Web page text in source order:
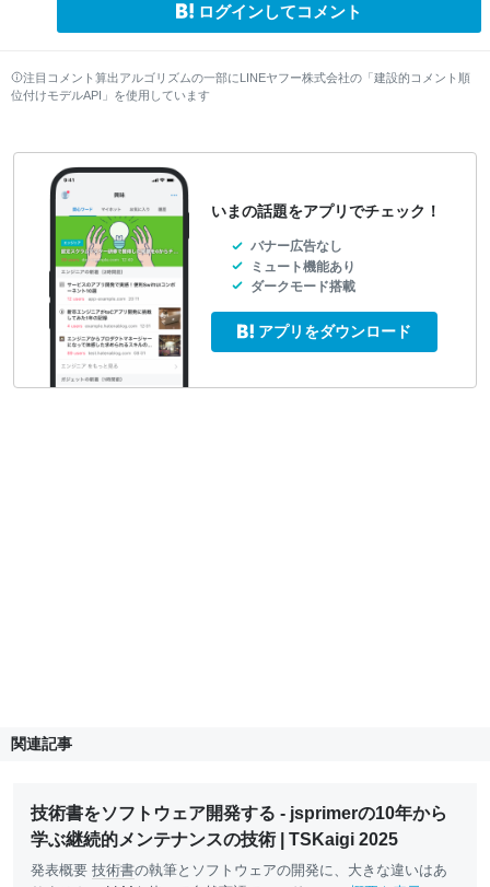
ログインしてコメント
注目コメント算出アルゴリズムの一部にLINEヤフー株式会社の「建設的コメント順
位付けモデルAPI」を使用しています
いまの話題をアプリでチェック！
バナー広告なし
ミュート機能あり
ダークモード搭載
アプリをダウンロード
関連記事
技術書をソフトウェア開発する - jsprimerの10年から
学ぶ継続的メンテナンスの技術 | TSKaigi 2025
発表概要 技術書の執筆とソフトウェアの開発に、大きな違いはあ